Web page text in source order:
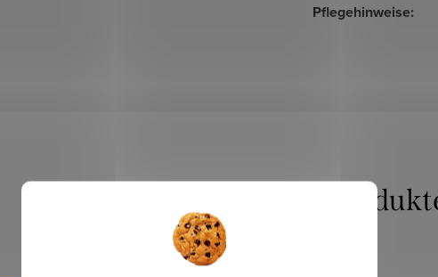
Pflegehinweise: